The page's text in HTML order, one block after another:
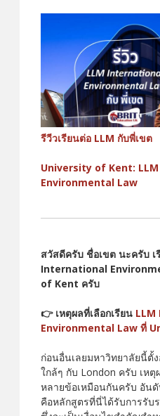
รีวีวเรียนต่อ LLM กับพี่เขต
University of Kent:
Environmental Law
สวัสดีครับ ชื่อเขต นะครับ
International
of Kent ครับ
👉 เหตุผลที่เลือกเรียน
Environmental Law ที่
ก่อนอื่นเลยมหาวิทยาลัยนี้ตั้ง
ใกล้ๆ กับ London ครับ เหตุ
หลายข้อเหมือนกันครับ อัน
คือหลักสูตรที่นี่ได้รับการรับ